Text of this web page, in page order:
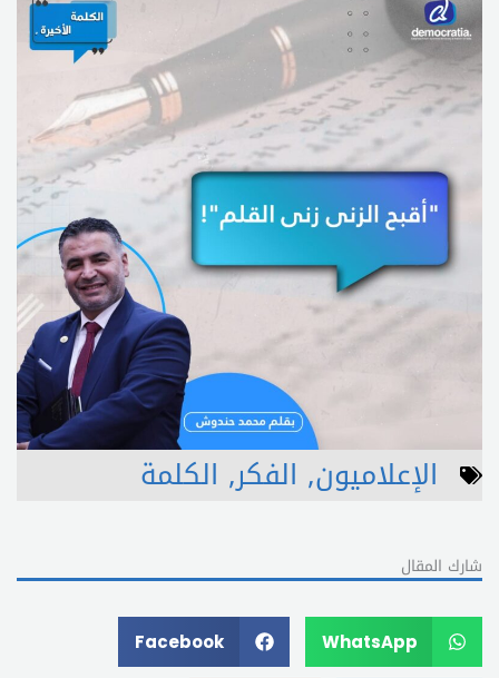
الإعلاميون, الفكر, الكلمة
شارك المقال
WhatsApp
Facebook